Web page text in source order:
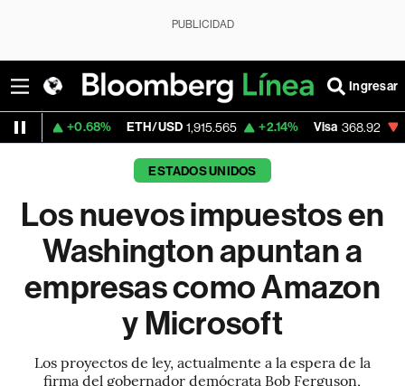
PUBLICIDAD
Ingresar
ETH/USD 1,915.565 +2.14% Visa 368.92 -0.18%
ESTADOS UNIDOS
Los nuevos impuestos en
Washington apuntan a
empresas como Amazon
y Microsoft
Los proyectos de ley, actualmente a la espera de la
firma del gobernador demócrata Bob Ferguson,